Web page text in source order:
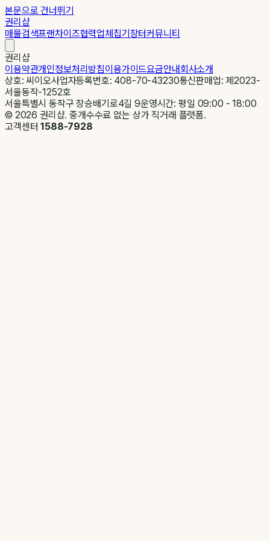
본문으로 건너뛰기
권리샵
매물검색프랜차이즈협력업체집기장터커뮤니티
권리샵
이용약관개인정보처리방침이용가이드요금안내회사소개
상호: 씨이오사업자등록번호: 408-70-43230통신판매업: 제2023-
서울동작-1252호
서울특별시 동작구 장승배기로4길 9운영시간: 평일 09:00 - 18:00
© 2026 권리샵. 중개수수료 없는 상가 직거래 플랫폼.
고객센터1588-7928